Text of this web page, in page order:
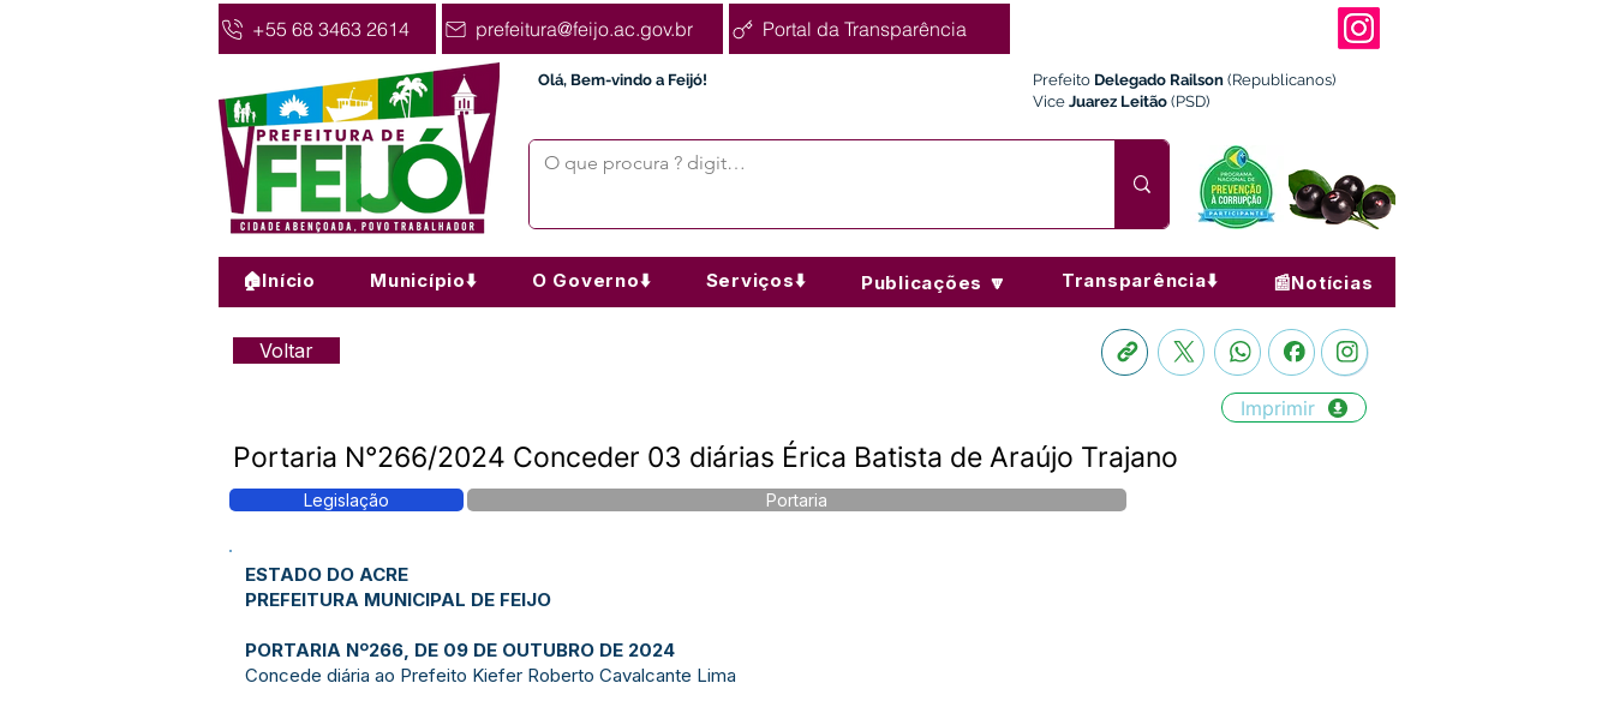
+55 68 3463 2614 prefeitura@feijo.ac.gov.br Portal da Transparência
Olá, Bem-vindo a Feijó! Prefeito Delegado Railson (Republicanos)
Vice Juarez Leitão (PSD)
🏠Início Município⬇️ O Governo⬇️ Serviços⬇️ Publicações 🔽 Transparência⬇️ 📰Notícias
Voltar
Imprimir
Portaria N°266/2024 Conceder 03 diárias Érica Batista de Araújo Trajano
Legislação Portaria
ESTADO DO ACRE
PREFEITURA MUNICIPAL DE FEIJO
PORTARIA Nº266, DE 09 DE OUTUBRO DE 2024
Concede diária ao Prefeito Kiefer Roberto Cavalcante Lima